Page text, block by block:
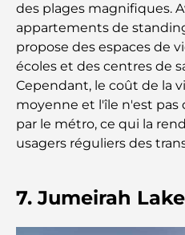
Restaurants de J1
gastronomique de
Les montres Rolex les
Crèches à Dubai Hills
26)
des plages magnifiques.
appartements de
propose des espaces de
écoles et des centres de
Cependant, le coût de la
moyenne et l'île n'est
par le métro, ce qui la
usagers réguliers des
7. Jumeirah